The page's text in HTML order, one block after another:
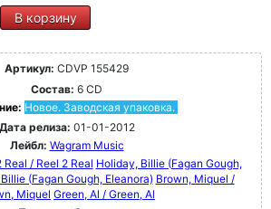
В корзину
Артикул: CDVP 155429
Состав: 6 CD
Новое. Заводская упаковка.
Дата релиза: 01-01-2012
Лейбл: Wagram Music
Real / Reel 2 Real Holiday, Billie (Fagan Gough,
(Fagan Gough, Eleanora) Brown, Miquel /
Miquel Green, Al / Green, Al